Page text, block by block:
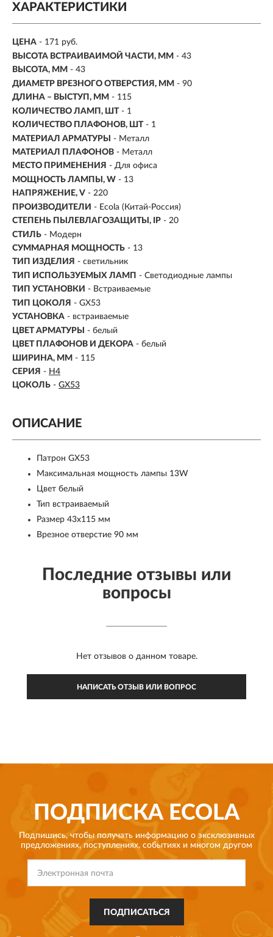
ХАРАКТЕРИСТИКИ
ЦЕНА - 171 руб.
ВЫСОТА ВСТРАИВАИМОЙ ЧАСТИ, ММ - 43
ВЫСОТА, ММ - 43
ДИАМЕТР ВРЕЗНОГО ОТВЕРСТИЯ, ММ - 90
ДЛИНА – ВЫСТУП, ММ - 115
КОЛИЧЕСТВО ЛАМП, ШТ - 1
КОЛИЧЕСТВО ПЛАФОНОВ, ШТ - 1
МАТЕРИАЛ АРМАТУРЫ
- Металл
МАТЕРИАЛ ПЛАФОНОВ - Металл
МЕСТО ПРИМЕНЕНИЯ - Для офиса
МОЩНОСТЬ ЛАМПЫ, W - 13
НАПРЯЖЕНИЕ, V - 220
ПРОИЗВОДИТЕЛИ - Ecola (Китай-Россия)
СТЕПЕНЬ ПЫЛЕВЛАГОЗАЩИТЫ, IP - 20
СТИЛЬ - Модерн
СУММАРНАЯ МОЩНОСТЬ - 13
ТИП ИЗДЕЛИЯ - светильник
ТИП ИСПОЛЬЗУЕМЫХ ЛАМП - Светодиодные лампы
ТИП УСТАНОВКИ - Встраиваемые
ТИП ЦОКОЛЯ - GX53
УСТАНОВКА - встраиваемые
ЦВЕТ АРМАТУРЫ
- белый
ЦВЕТ ПЛАФОНОВ И ДЕКОРА - белый
ШИРИНА, ММ - 115
СЕРИЯ - H4
ЦОКОЛЬ - GX53
ОПИСАНИЕ
Патрон GX53
Максимальная мощность лампы 13W
Цвет белый
Тип встраиваемый
Размер 43x115 мм
Врезное отверстие 90 мм
Последние отзывы или
вопросы
Нет отзывов о данном товаре.
НАПИСАТЬ ОТЗЫВ ИЛИ ВОПРОС
ПОДПИСКАECOLA
Подпишись, чтобы получать информацию о эксклюзивных
предложениях, поступлениях, событиях и многом другом
ПОДПИСАТЬСЯ